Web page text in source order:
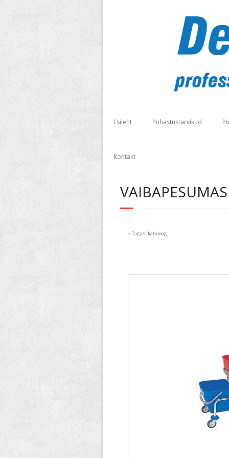
Esileht Puhastustarvikud
Kontakt
« Tagasi kataloogi